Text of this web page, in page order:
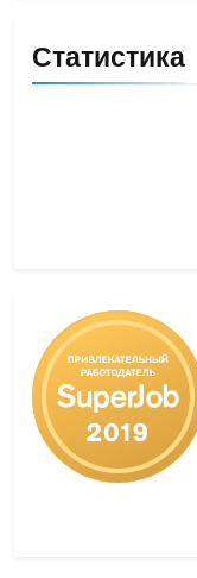
Статистика